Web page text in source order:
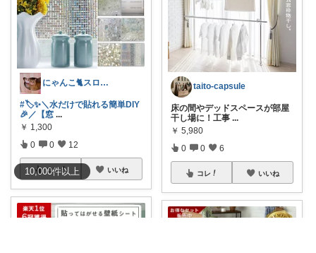
10,000件以上
にゃんこ🐈スローです🐢💦
#🏷️✨＼水だけで貼れる簡単DIY
🎉／【窓 ...
￥ 1,300
0 0 12
コレ いいね
taito-capsule
床の間やデッドスペースが部屋
干し場に！工事 ...
￥ 5,980
0 0 6
コレ いいね